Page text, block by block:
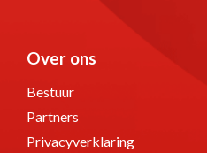
Over ons
Bestuur
Partners
Privacyverklaring